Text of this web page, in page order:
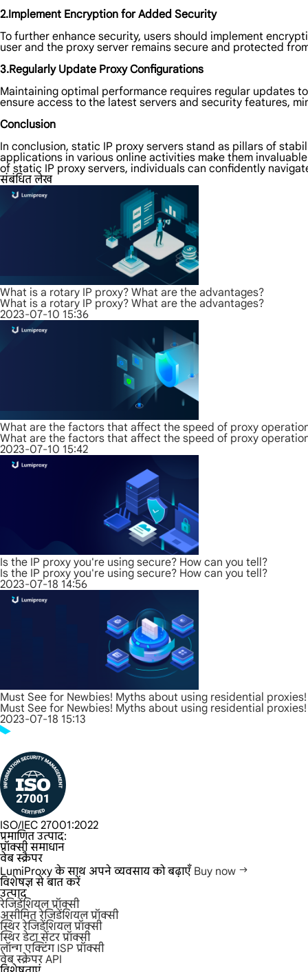
2.Implement Encryption for Added Security
To further enhance security, users should implement
user and the proxy server remains secure and protected
3.Regularly Update Proxy Configurations
Maintaining optimal performance requires regular updates
ensure access to the latest servers and security features,
Conclusion
In conclusion, static IP proxy servers stand as pillars of
applications in various online activities make them
of static IP proxy servers, individuals can confidently
संबंधित लेख
What is a rotary IP proxy? What are the advantages?
What is a rotary IP proxy? What are the advantages?
2023-07-10 15:36
What are the factors that affect the speed of proxy
What are the factors that affect the speed of proxy
2023-07-10 15:42
Is the IP proxy you're using secure? How can you tell?
Is the IP proxy you're using secure? How can you tell?
2023-07-18 14:56
Must See for Newbies! Myths about using residential proxies!
Must See for Newbies! Myths about using residential proxies!
2023-07-18 15:13
ISO/IEC 27001:2022
प्रमाणित उत्पाद:
प्रॉक्सी समाधान
वेब स्क्रैपर
LumiProxy के साथ अपने व्यवसाय को बढ़ाएँ Buy now
विशेषज्ञ से बात करें
उत्पाद
रेजिडेंशियल प्रॉक्सी
असीमित रेजिडेंशियल प्रॉक्सी
स्थिर रेजिडेंशियल प्रॉक्सी
स्थिर डेटा सेंटर प्रॉक्सी
लॉन्ग एक्टिंग ISP प्रॉक्सी
वेब स्क्रेपर API